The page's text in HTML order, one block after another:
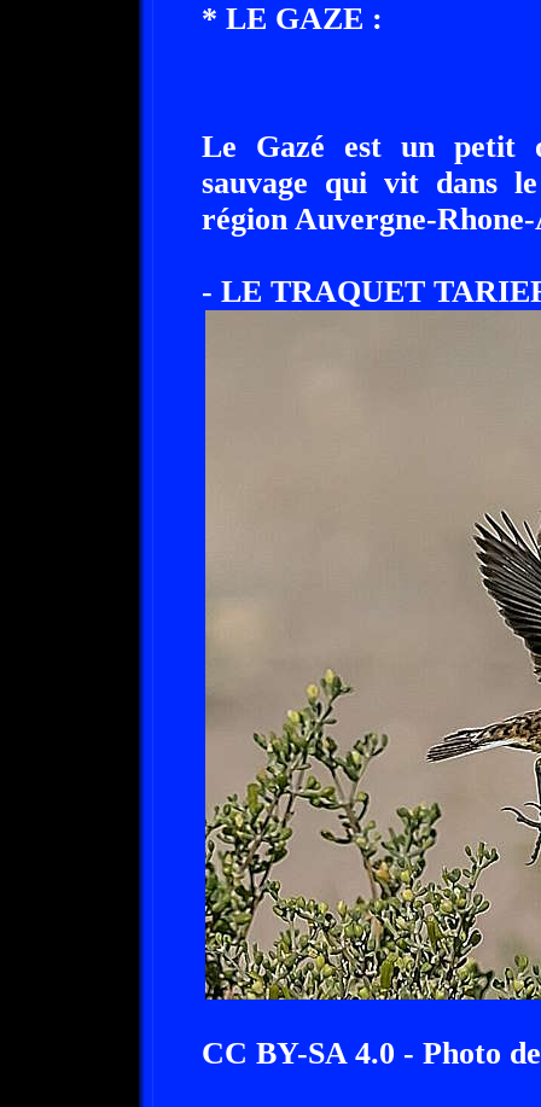
* LE GAZE :
Le Gazé est un petit
sauvage qui vit dans
région Auvergne-
- LE TRAQUET
CC BY-SA 4.0 - Photo